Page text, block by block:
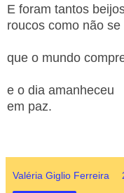
E foram tantos
roucos como não
que o mundo
e o dia amanheceu
em paz.
Valéria Giglio Ferreira